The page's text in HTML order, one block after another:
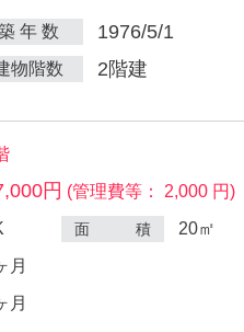
年 数 1976/5/1
物階数 2階建
円 (管理費等： 2,000 円)
面 積 20㎡
月
月